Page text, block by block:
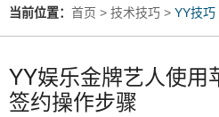
当前位置： 首页 > 技术技巧 > YY技巧
YY娱乐金牌艺人使用
签约操作步骤